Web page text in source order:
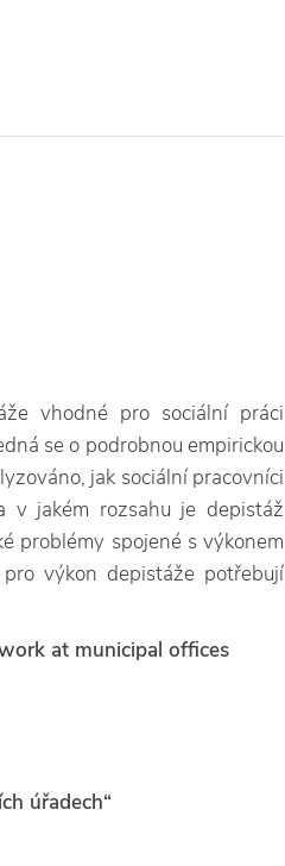
vhodné pro sociální práci
se o podrobnou empirickou
jak sociální pracovníci
v jakém rozsahu je depistáž
problémy spojené s výkonem
výkon depistáže potřebují
at municipal offices
úřadech“